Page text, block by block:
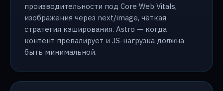
производительности под Core Web Vitals,
изображения через next/image, чёткая
стратегия кэширования. Astro — когда
контент превалирует и JS-нагрузка должна
быть минимальной.